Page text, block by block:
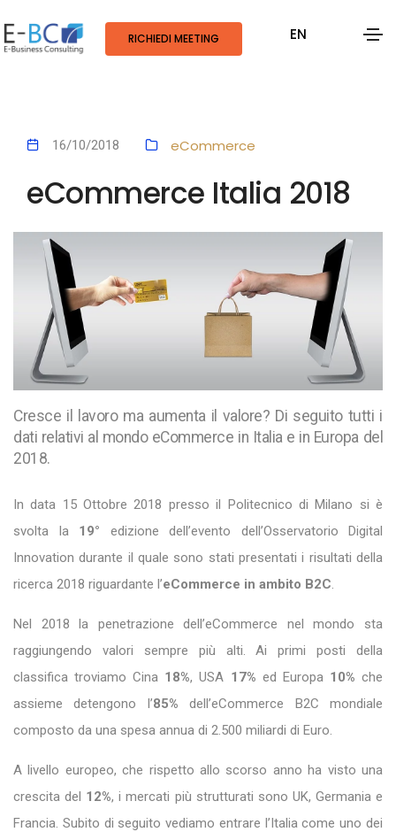
RICHIEDI MEETING EN
16/10/2018 eCommerce
eCommerce Italia 2018
Cresce il lavoro ma aumenta il valore? Di seguito tutti i
dati relativi al mondo eCommerce in Italia e in Europa del
2018.
In data 15 Ottobre 2018 presso il Politecnico di Milano si è
svolta la 19° edizione dell’evento dell’Osservatorio Digital
Innovation durante il quale sono stati presentati i risultati della
ricerca 2018 riguardante l’eCommerce in ambito B2C
Nel 2018 la penetrazione dell’eCommerce nel mondo sta
raggiungendo valori sempre più alti. Ai primi posti della
classifica troviamo Cina 18%, USA 17% ed Europa 10% che
assieme detengono l’85% dell’eCommerce B2C mondiale
composto da una spesa annua di 2.500 miliardi di Euro.
A livello europeo, che rispetto allo scorso anno ha visto una
crescita del 12%, i mercati più strutturati sono UK, Germania e
Francia. Subito di seguito vediamo entrare l’Italia come uno dei